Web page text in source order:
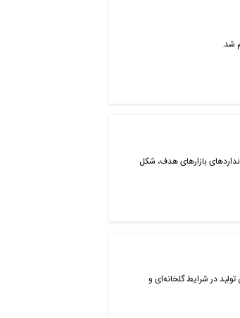
شد.
بازارهای هدف، شکل
در شرایط گلخانه‌ای و